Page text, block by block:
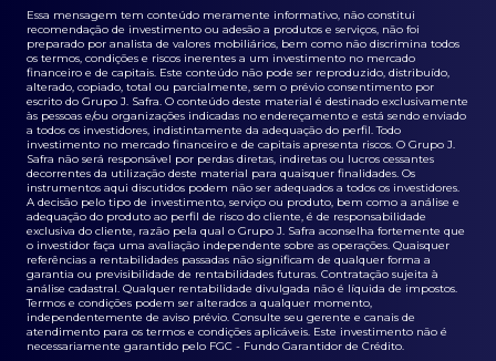
Essa mensagem tem conteúdo meramente informativo, não constitui
recomendação de investimento ou adesão a produtos e serviços, não foi
preparado por analista de valores mobiliários, bem como não discrimina todos
os termos, condições e riscos inerentes a um investimento no mercado
financeiro e de capitais. Este conteúdo não pode ser reproduzido, distribuído,
alterado, copiado, total ou parcialmente, sem o prévio consentimento por
escrito do Grupo J. Safra. O conteúdo deste material é destinado exclusivamente
às pessoas e/ou organizações indicadas no endereçamento e está sendo enviado
a todos os investidores, indistintamente da adequação do perfil. Todo
investimento no mercado financeiro e de capitais apresenta riscos. O Grupo J.
Safra não será responsável por perdas diretas, indiretas ou lucros cessantes
decorrentes da utilização deste material para quaisquer finalidades. Os
instrumentos aqui discutidos podem não ser adequados a todos os investidores.
A decisão pelo tipo de investimento, serviço ou produto, bem como a análise e
adequação do produto ao perfil de risco do cliente, é de responsabilidade
exclusiva do cliente, razão pela qual o Grupo J. Safra aconselha fortemente que
o investidor faça uma avaliação independente sobre as operações. Quaisquer
referências a rentabilidades passadas não significam de qualquer forma a
garantia ou previsibilidade de rentabilidades futuras. Contratação sujeita à
análise cadastral. Qualquer rentabilidade divulgada não é líquida de impostos.
Termos e condições podem ser alterados a qualquer momento,
independentemente de aviso prévio. Consulte seu gerente e canais de
atendimento para os termos e condições aplicáveis. Este investimento não é
necessariamente garantido pelo FGC - Fundo Garantidor de Crédito.